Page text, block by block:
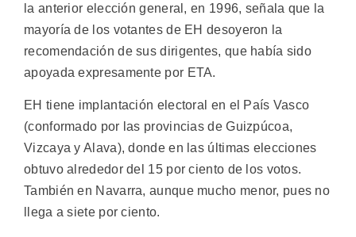
la anterior elección general, en 1996, señala que la
mayoría de los votantes de EH desoyeron la
recomendación de sus dirigentes, que había sido
apoyada expresamente por ETA.
EH tiene implantación electoral en el País Vasco
(conformado por las provincias de Guizpúcoa,
Vizcaya y Alava), donde en las últimas elecciones
obtuvo alrededor del 15 por ciento de los votos.
También en Navarra, aunque mucho menor, pues no
llega a siete por ciento.